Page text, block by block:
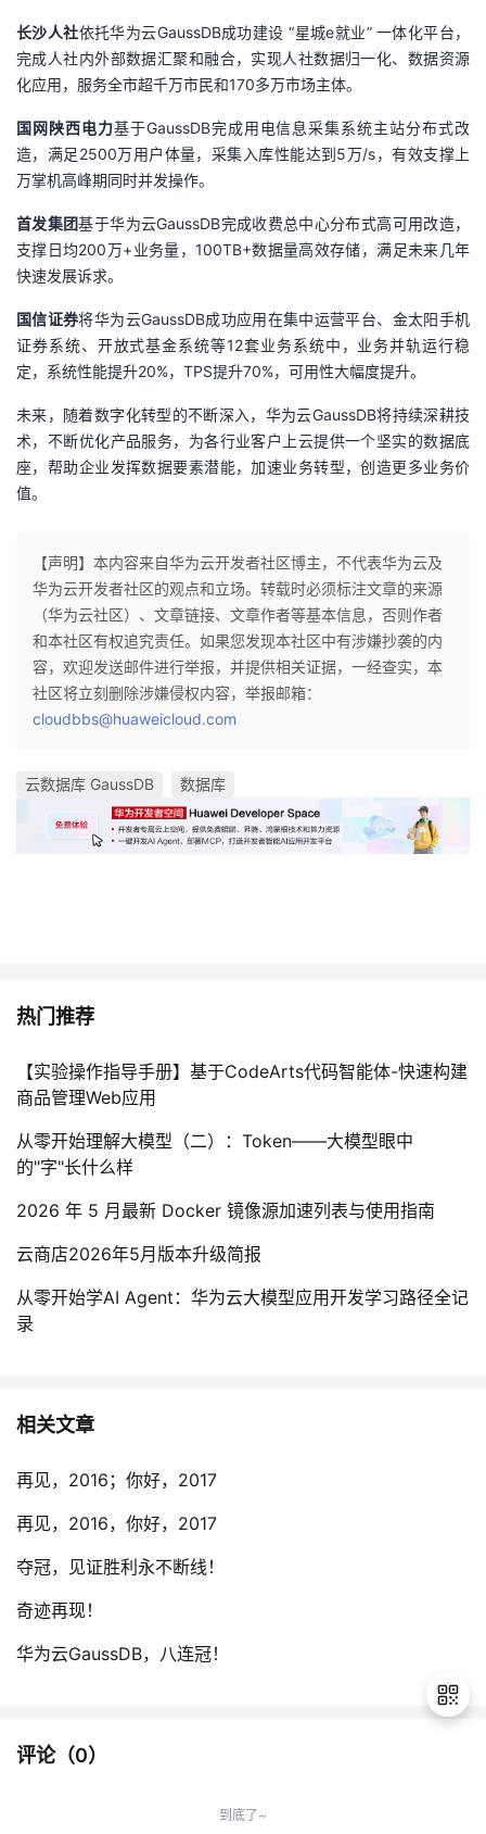
长沙人社依托华为云GaussDB成功建设 “星城e就业” 一体化平台，
完成人社内外部数据汇聚和融合，实现人社数据归一化、数据资源
化应用，服务全市超千万市民和170多万市场主体。
国网陕西电力基于GaussDB完成用电信息采集系统主站分布式改
造，满足2500万用户体量，采集入库性能达到5万/s，有效支撑上
万掌机高峰期同时并发操作。
首发集团基于华为云GaussDB完成收费总中心分布式高可用改造，
支撑日均200万+业务量，100TB+数据量高效存储，满足未来几年
快速发展诉求。
国信证券将华为云GaussDB成功应用在集中运营平台、金太阳手机
证券系统、开放式基金系统等12套业务系统中，业务并轨运行稳
定，系统性能提升20%，TPS提升70%，可用性大幅度提升。
未来，随着数字化转型的不断深入，华为云GaussDB将持续深耕技
术，不断优化产品服务，为各行业客户上云提供一个坚实的数据底
座，帮助企业发挥数据要素潜能，加速业务转型，创造更多业务价
值。
【声明】本内容来自华为云开发者社区博主，不代表华为云及
华为云开发者社区的观点和立场。转载时必须标注文章的来源
（华为云社区）、文章链接、文章作者等基本信息，否则作者
和本社区有权追究责任。如果您发现本社区中有涉嫌抄袭的内
容，欢迎发送邮件进行举报，并提供相关证据，一经查实，本
社区将立刻删除涉嫌侵权内容，举报邮箱：
cloudbbs@huaweicloud.com
云数据库 GaussDB 数据库
热门推荐
【实验操作指导手册】基于CodeArts代码智能体-快速构建
商品管理Web应用
从零开始理解大模型（二）：Token——大模型眼中
的"字"长什么样
2026 年 5 月最新 Docker 镜像源加速列表与使用指南
云商店2026年5月版本升级简报
从零开始学AI Agent：华为云大模型应用开发学习路径全记
录
相关文章
再见，2016；你好，2017
再见，2016，你好，2017
夺冠，见证胜利永不断线！
奇迹再现！
华为云GaussDB，八连冠！
评论（0）
到底了~